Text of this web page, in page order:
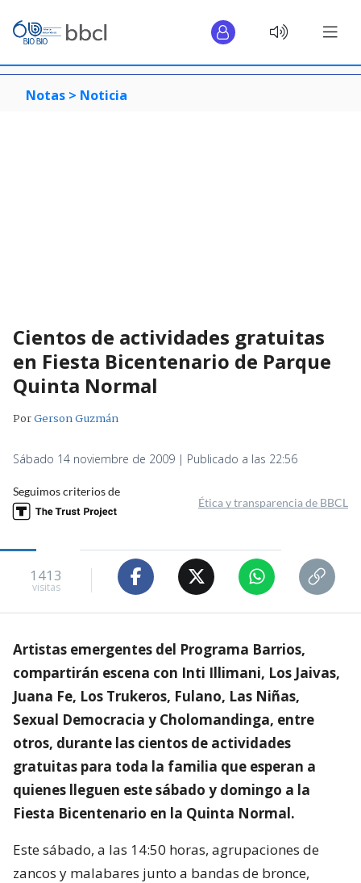
Notas > Noticia
Cientos de actividades gratuitas
en Fiesta Bicentenario de Parque
Quinta Normal
PorGerson Guzmán
Sábado 14 noviembre de 2009 | Publicado a las 22:56
Seguimos criterios de
Ética y transparencia de BBCL
1413
visitas
Artistas emergentes del Programa Barrios,
compartirán escena con Inti Illimani, Los Jaivas,
Juana Fe, Los Trukeros, Fulano, Las Niñas,
Sexual Democracia y Cholomandinga, entre
otros, durante las cientos de actividades
gratuitas para toda la familia que esperan a
quienes lleguen este sábado y domingo a la
Fiesta Bicentenario en la Quinta Normal.
Este sábado, a las 14:50 horas, agrupaciones de
zancos y malabares junto a bandas de bronce,